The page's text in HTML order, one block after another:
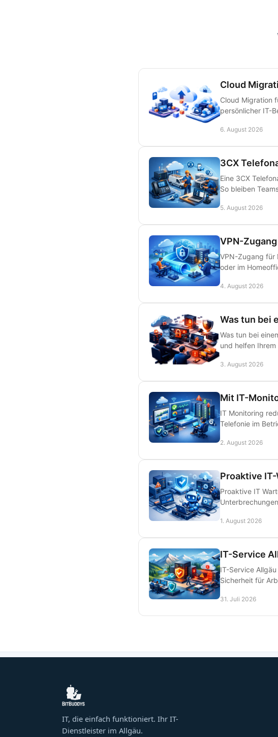
Cloud
Cloud Migration
persönlicher IT-
6. August 2026
3CX
Eine 3CX
So bleiben
5. August 2026
VPN-
VPN-Zugang für
oder im
4. August 2026
Was tun bei
Was tun bei
und helfen
3. August 2026
Mit IT-
IT Monitoring
Telefonie im
2. August 2026
Proaktive
Proaktive IT
1. August 2026
IT-Service
IT-Service
Sicherheit für
31. Juli 2026
IT, die einfach funktioniert. Ihr IT-
Dienstleister im Allgäu.